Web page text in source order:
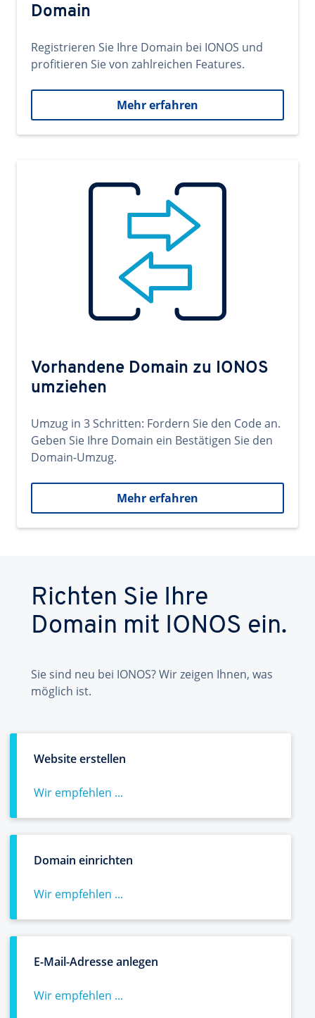
Domain
Registrieren Sie Ihre Domain bei IONOS und
profitieren Sie von zahlreichen Features.
Mehr erfahren
Vorhandene Domain zu IONOS
umziehen
Umzug in 3 Schritten: Fordern Sie den Code an.
Geben Sie Ihre Domain ein Bestätigen Sie den
Domain-Umzug.
Mehr erfahren
Richten Sie Ihre
Domain mit IONOS ein.
Sie sind neu bei IONOS? Wir zeigen Ihnen, was
möglich ist.
Website erstellen
Wir empfehlen ...
Domain einrichten
Wir empfehlen ...
E-Mail-Adresse anlegen
Wir empfehlen ...